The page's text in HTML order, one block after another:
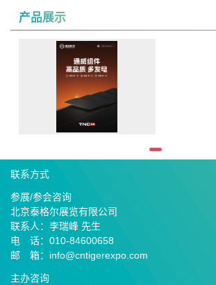
产品展示
联系方式
参展/参会咨询
北京泰格尔展览有限公司
联系人：李瑞峰 先生
电 话：010-84600658
邮 箱：info@cntigerexpo.com
主办咨询